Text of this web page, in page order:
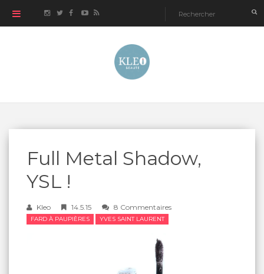
Full Metal Shadow,
YSL !
Kleo 14.5.15 8 Commentaires
FARD À PAUPIÈRES YVES SAINT LAURENT